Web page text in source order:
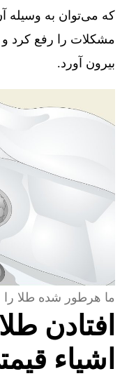
که می‌توان به وسیله
مشکلات را رفع کرد و
بیرون آورد.
ما هرطور شده طلا را
افتادن
اشیاء